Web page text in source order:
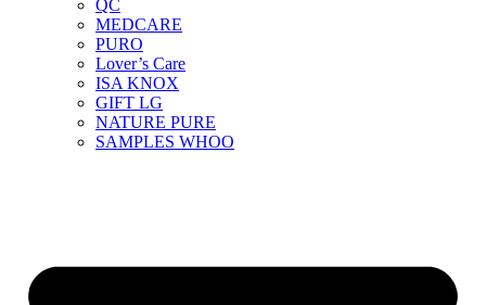
QC
MEDCARE
PURO
Lover’s Care
ISA KNOX
GIFT LG
NATURE PURE
SAMPLES WHOO